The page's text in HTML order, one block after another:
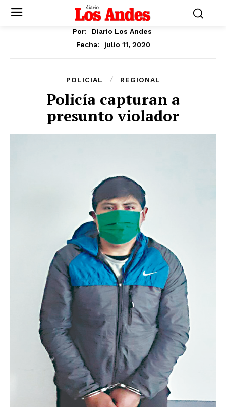
Por:
Diario Los Andes
Fecha:
julio 11, 2020
POLICIAL REGIONAL
Policía capturan a
presunto violador